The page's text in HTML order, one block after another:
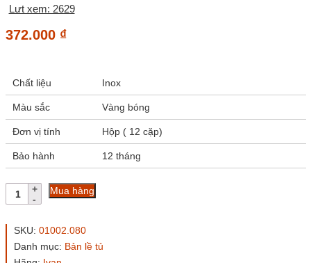
Lưt xem: 2629
372.000 ₫
Chất liệu Inox
Màu sắc Vàng bóng
Đơn vị tính Hộp ( 12 cặp)
Bảo hành 12 tháng
Bản
lề
tủ
01002.080
Mua hàng
SKU: 01002.080
Danh mục: Bản lề tủ